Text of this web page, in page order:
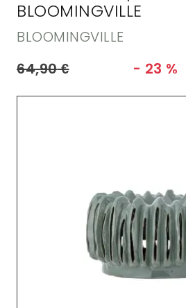
BLOOMINGVILLE
BLOOMINGVILLE
64,90€ - 23 %